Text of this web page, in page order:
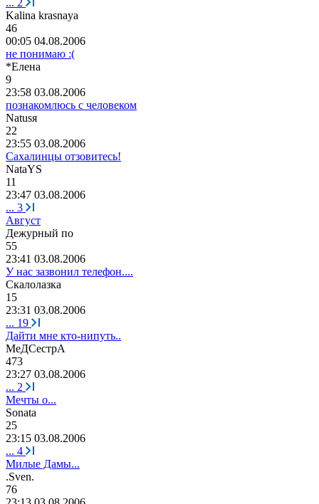
Kalina krasnaya
46
00:05 04.08.2006
не понимаю :(
*Елена
9
23:58 03.08.2006
познакомлюсь с человеком
Natusя
22
23:55 03.08.2006
Сахалинцы отзовитесь!
NataYS
11
23:47 03.08.2006
... 3
Август
Дежурный по
55
23:41 03.08.2006
У нас зазвонил телефон....
Скалолазка
15
23:31 03.08.2006
... 19
Дайти мне кто-нипуть..
МеДCестрА
473
23:27 03.08.2006
... 2
Мечты о...
Sonatа
25
23:15 03.08.2006
... 4
Милые Дамы...
.Sven.
76